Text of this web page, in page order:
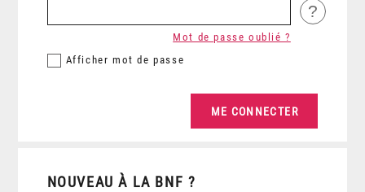
?
Afficher mot de passe
Mot de passe oublié ?
NOUVEAU À LA BNF ?